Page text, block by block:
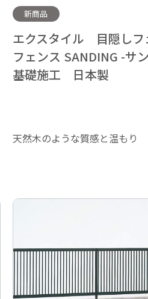
新商品
エクスタイル 目隠し
フェンス SANDING -サ
基礎施工 日本製
天然木のような質感と温もり